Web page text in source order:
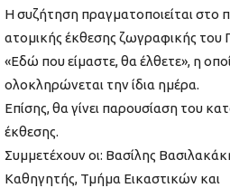
Η συζήτηση πραγματοποιείται στο
ατομικής έκθεσης ζωγραφικής του
«Εδώ που είμαστε, θα έλθετε», η
ολοκληρώνεται την ίδια ημέρα.
Επίσης, θα γίνει παρουσίαση του
έκθεσης.
Συμμετέχουν οι: Βασίλης
Καθηγητής, Τμήμα Εικαστικών και